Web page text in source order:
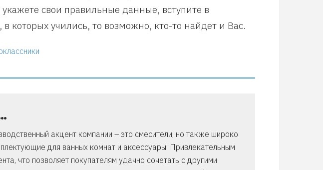
свои правильные данные, вступите в
которых учились, то возможно, кто-то найдет и Вас.
акцент компании – это смесители, но также широко
для ванных комнат и аксессуары. Привлекательным
что позволяет покупателям удачно сочетать с другими